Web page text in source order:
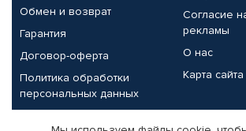
Обмен и возврат
Гарантия
Договор-оферта
Политика обработки
персональных данных
Согласие
рекламы
О нас
Карта сайта